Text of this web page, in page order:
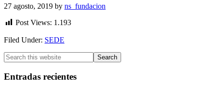
27 agosto, 2019 by ns_fundacion
Post Views: 1.193
Filed Under: SEDE
Entradas recientes